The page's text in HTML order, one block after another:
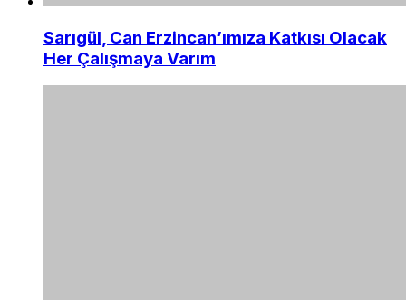
Sarıgül, Can Erzincan’ımıza Katkısı Olacak
Her Çalışmaya Varım